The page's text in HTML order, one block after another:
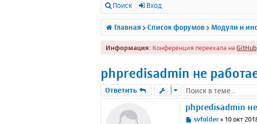
с
ы
л
к
Поиск Вход
Главная Список форумов Модули и
Информация: Конференция переехала на GitHub
phpredisadmin не
Ответить
phpredisadmin
Сsvfolder» 10 окт